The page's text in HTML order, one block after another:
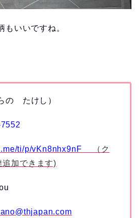
もいいですね。
たけし）
ti/p/vKn8nhx9nF
（ク
追加できます)